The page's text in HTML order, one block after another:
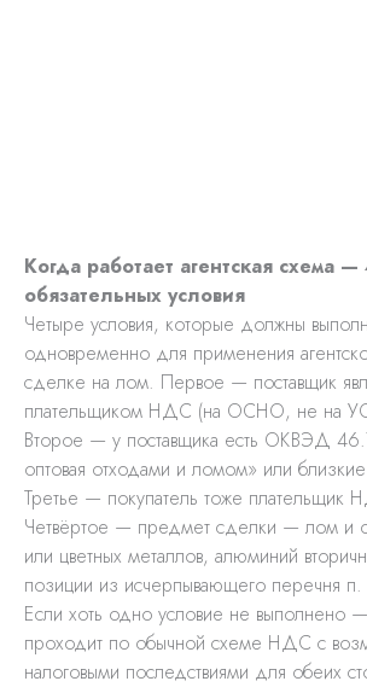
Когда работает агентская схема —
обязательных условия
Четыре условия, которые должны
одновременно для применения
сделке на лом. Первое — поставщик
плательщиком НДС (на ОСНО, не на
Второе — у поставщика есть ОКВЭД
оптовая отходами и ломом» или
Третье — покупатель тоже
Четвёртое — предмет сделки — лом и
или цветных металлов, алюминий
позиции из исчерпывающего перечня
Если хоть одно условие не выполнено
проходит по обычной схеме НДС с
налоговыми последствиями для обеих